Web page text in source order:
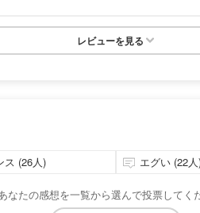
レビューを見る
ス (26人) エグい (22
なたの感想を一覧から選んで投票してく